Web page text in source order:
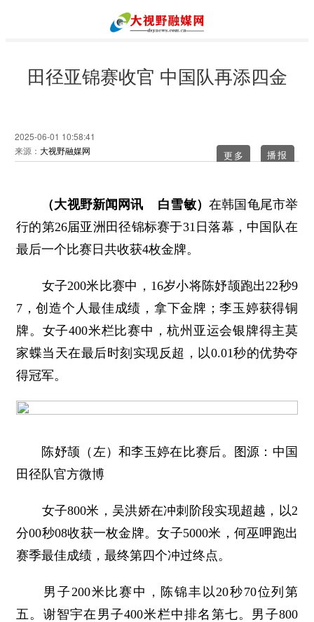
田径亚锦赛收官 中国队再添四金
2025-06-01 10:58:41
来源： 大视野融媒网 更多
（大视野新闻网讯 白雪敏） 在韩国龟尾市举
行的第26届亚洲田径锦标赛于31日落幕，中国队在
最后一个比赛日共收获4枚金牌。
女子200米比赛中，16岁小将陈妤颉跑出22秒9
7，创造个人最佳成绩，拿下金牌；李玉婷获得铜
牌。女子400米栏比赛中，杭州亚运会银牌得主莫
家蝶当天在最后时刻实现反超，以0.01秒的优势夺
得冠军。
陈妤颉（左）和李玉婷在比赛后。图源：中国
田径队官方微博
女子800米，吴洪娇在冲刺阶段实现超越，以2
分00秒08收获一枚金牌。女子5000米，何巫呷跑出
赛季最佳成绩，最终第四个冲过终点。
男子200米比赛中，陈锦丰以20秒70位列第
五。谢智宇在男子400米栏中排名第七。男子800